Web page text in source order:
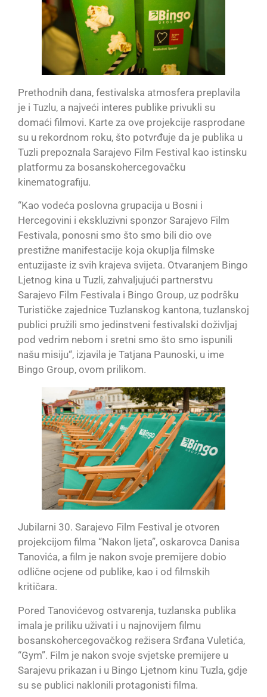
Prethodnih dana, festivalska atmosfera preplavila
je i Tuzlu, a najveći interes publike privukli su
domaći filmovi. Karte za ove projekcije rasprodane
su u rekordnom roku, što potvrđuje da je publika u
Tuzli prepoznala Sarajevo Film Festival kao istinsku
platformu za bosanskohercegovačku
kinematografiju.
“Kao vodeća poslovna grupacija u Bosni i
Hercegovini i ekskluzivni sponzor Sarajevo Film
Festivala, ponosni smo što smo bili dio ove
prestižne manifestacije koja okuplja filmske
entuzijaste iz svih krajeva svijeta. Otvaranjem Bingo
Ljetnog kina u Tuzli, zahvaljujući partnerstvu
Sarajevo Film Festivala i Bingo Group, uz podršku
Turističke zajednice Tuzlanskog kantona, tuzlanskoj
publici pružili smo jedinstveni festivalski doživljaj
pod vedrim nebom i sretni smo što smo ispunili
našu misiju“, izjavila je Tatjana Paunoski, u ime
Bingo Group, ovom prilikom.
Jubilarni 30. Sarajevo Film Festival je otvoren
projekcijom filma “Nakon ljeta”, oskarovca Danisa
Tanovića, a film je nakon svoje premijere dobio
odlične ocjene od publike, kao i od filmskih
kritičara.
Pored Tanovićevog ostvarenja, tuzlanska publika
imala je priliku uživati i u najnovijem filmu
bosanskohercegovačkog režisera Srđana Vuletića,
“Gym”. Film je nakon svoje svjetske premijere u
Sarajevu prikazan i u Bingo Ljetnom kinu Tuzla, gdje
su se publici naklonili protagonisti filma.